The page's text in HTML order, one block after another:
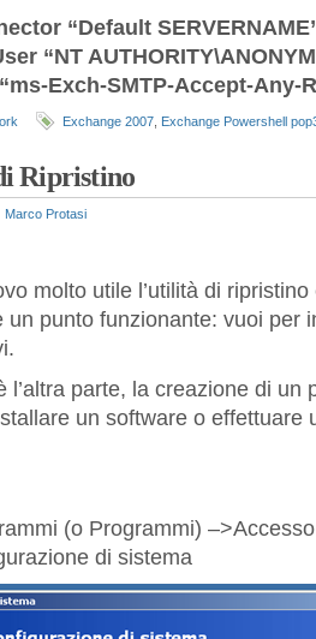
“Default
“NT
Exch-SMTP-Accept-Any-
Exchange 2007 Exchange Powershell
Ripristino
Marco Protasi
molto utile l’utilità di
un punto funzionante: vuoi per
l’altra parte, la creazione di un
un software o effettuare
(o Programmi)
di sistema